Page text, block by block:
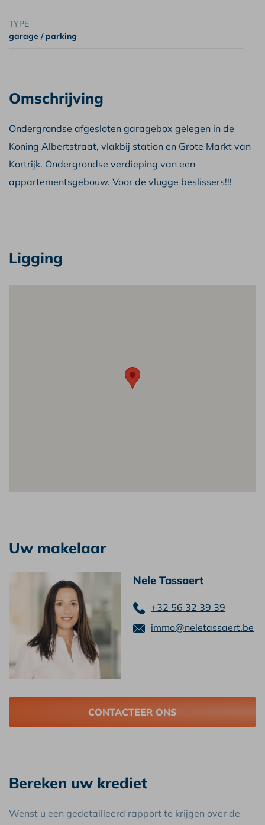
TYPE
garage / parking
Omschrijving
Ondergrondse afgesloten garagebox gelegen in de
Koning Albertstraat, vlakbij station en Grote Markt van
Kortrijk. Ondergrondse verdieping van een
appartementsgebouw. Voor de vlugge beslissers!!!
Ligging
Uw makelaar
Nele Tassaert
+32 56 32 39 39
immo@neletassaert.be
CONTACTEER ONS
Bereken uw krediet
Wenst u een gedetailleerd rapport te krijgen over de